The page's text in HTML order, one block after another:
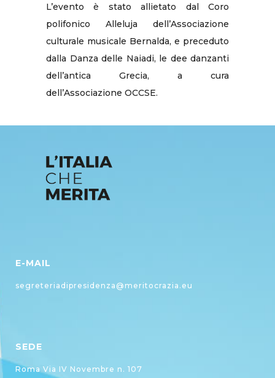
L’evento è stato allietato dal Coro
polifonico Alleluja dell’Associazione
culturale musicale Bernalda, e preceduto
dalla Danza delle Naiadi, le dee danzanti
dell’antica Grecia, a cura
dell’Associazione OCCSE.
E-MAIL
segreteriadipresidenza@meritocrazia.eu
SEDE
Roma Via IV Novembre n. 107